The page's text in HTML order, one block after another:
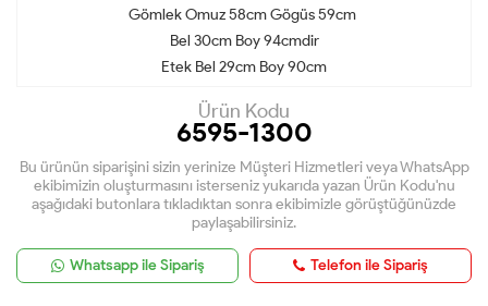
Gömlek Omuz 58cm Gögüs 59cm
Bel 30cm Boy 94cmdir
Etek Bel 29cm Boy 90cm
Ürün Kodu
6595-1300
Bu ürünün siparişini sizin yerinize Müşteri Hizmetleri veya WhatsApp
ekibimizin oluşturmasını isterseniz yukarıda yazan Ürün Kodu'nu
aşağıdaki butonlara tıkladıktan sonra ekibimizle görüştüğünüzde
paylaşabilirsiniz.
Whatsapp ile Sipariş Telefon ile Sipariş